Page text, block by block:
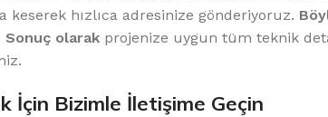
keserek hızlıca adresinize gönderiyoruz.
Sonuç olarak projenize uygun tüm teknik
İçin Bizimle İletişime Geçin